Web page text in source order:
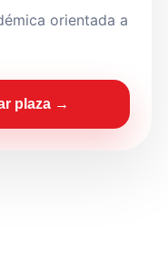
orientada a
plaza →